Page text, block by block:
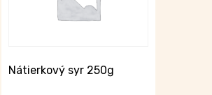
Nátierkový syr 250g